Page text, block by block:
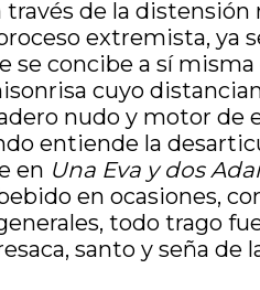
de la
extremista, ya
concibe a sí
cuyo
nudo y motor
entiende la
en Una Eva y dos
en ocasiones,
todo trago
santo y seña